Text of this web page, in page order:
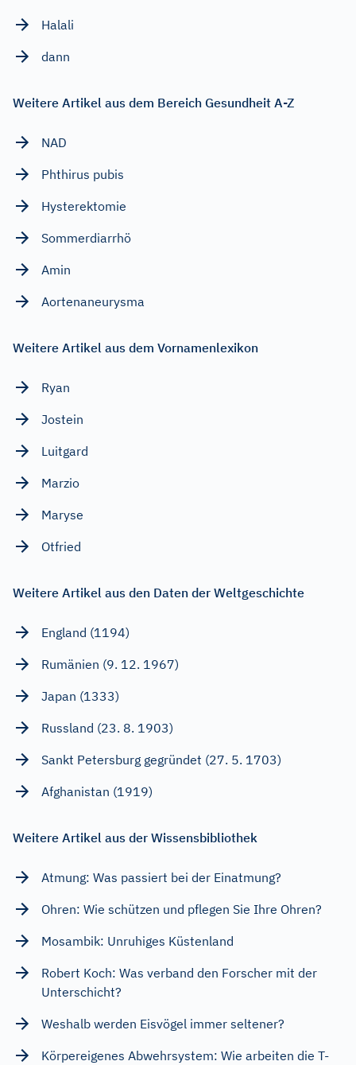
Halali
dann
Weitere Artikel aus dem Bereich Gesundheit A-Z
NAD
Phthirus pubis
Hysterektomie
Sommerdiarrhö
Amin
Aortenaneurysma
Weitere Artikel aus dem Vornamenlexikon
Ryan
Jostein
Luitgard
Marzio
Maryse
Otfried
Weitere Artikel aus den Daten der Weltgeschichte
England (1194)
Rumänien (9. 12. 1967)
Japan (1333)
Russland (23. 8. 1903)
Sankt Petersburg gegründet (27. 5. 1703)
Afghanistan (1919)
Weitere Artikel aus der Wissensbibliothek
Atmung: Was passiert bei der Einatmung?
Ohren: Wie schützen und pflegen Sie Ihre Ohren?
Mosambik: Unruhiges Küstenland
Robert Koch: Was verband den Forscher mit der
Unterschicht?
Weshalb werden Eisvögel immer seltener?
Körpereigenes Abwehrsystem: Wie arbeiten die T-